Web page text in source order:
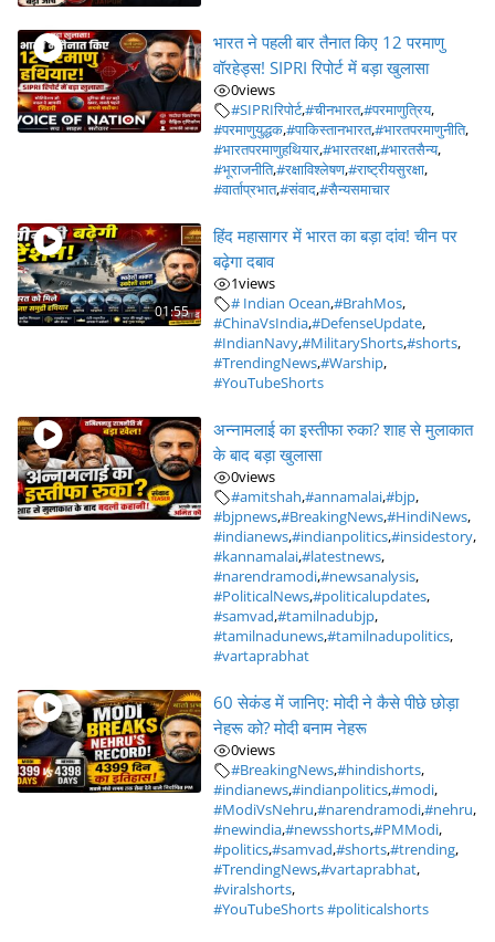
भारत ने पहली बार तैनात किए 12 परमाणु
वॉरहेड्स! SIPRI रिपोर्ट में बड़ा खुलासा
0views
#SIPRIरिपोर्ट,#चीनभारत,#परमाणुत्रिय,
#परमाणुयुद्धक,#पाकिस्तानभारत,#भारतपरमाणुनीति,
#भारतपरमाणुहथियार,#भारतरक्षा,#भारतसैन्य,
#भूराजनीति,#रक्षाविश्लेषण,#राष्ट्रीयसुरक्षा,
#वार्ताप्रभात,#संवाद,#सैन्यसमाचार
01:55
हिंद महासागर में भारत का बड़ा दांव! चीन पर
बढ़ेगा दबाव
1views
# Indian Ocean,#BrahMos,
#ChinaVsIndia,#DefenseUpdate,
#IndianNavy,#MilitaryShorts,#shorts,
#TrendingNews,#Warship,
#YouTubeShorts
अन्नामलाई का इस्तीफा रुका? शाह से मुलाकात
के बाद बड़ा खुलासा
0views
#amitshah,#annamalai,#bjp,
#bjpnews,#BreakingNews,#HindiNews,
#indianews,#indianpolitics,#insidestory,
#kannamalai,#latestnews,
#narendramodi,#newsanalysis,
#PoliticalNews,#politicalupdates,
#samvad,#tamilnadubjp,
#tamilnadunews,#tamilnadupolitics,
#vartaprabhat
60 सेकंड में जानिए: मोदी ने कैसे पीछे छोड़ा
नेहरू को? मोदी बनाम नेहरू
0views
#BreakingNews,#hindishorts,
#indianews,#indianpolitics,#modi,
#ModiVsNehru,#narendramodi,#nehru,
#newindia,#newsshorts,#PMModi,
#politics,#samvad,#shorts,#trending,
#TrendingNews,#vartaprabhat,
#viralshorts,
#YouTubeShorts #politicalshorts